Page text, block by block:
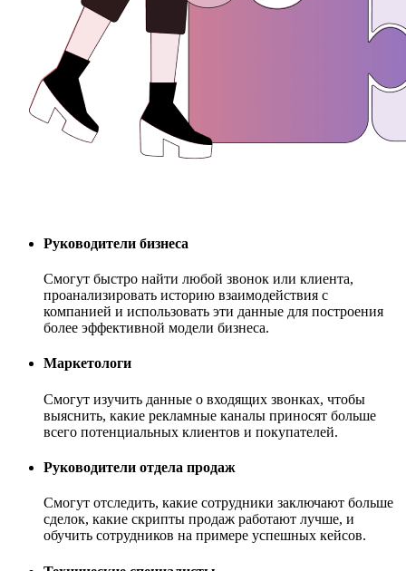
Руководители бизнеса
Смогут быстро найти любой звонок или клиента,
проанализировать историю взаимодействия с
компанией и использовать эти данные для построения
более эффективной модели бизнеса.
Маркетологи
Смогут изучить данные о входящих звонках, чтобы
выяснить, какие рекламные каналы приносят больше
всего потенциальных клиентов и покупателей.
Руководители отдела продаж
Смогут отследить, какие сотрудники заключают больше
сделок, какие скрипты продаж работают лучше, и
обучить сотрудников на примере успешных кейсов.